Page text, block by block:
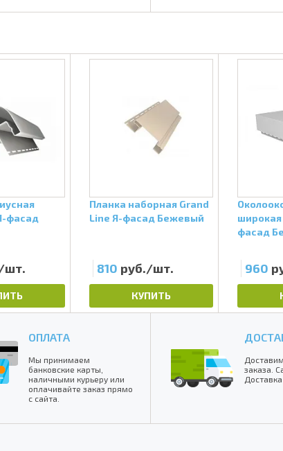
Рабочий размер
Размер упаковки
Серия
фасад
шт.
Планка наборная Grand
Line Я-фасад Бежевый
810 руб./шт.
КУПИТЬ
широкая
фасад
960
ОПЛАТА
Мы принимаем
банковские карты,
наличными курьеру или
оплачивайте заказ прямо
с сайта.
заказа.
Доставка